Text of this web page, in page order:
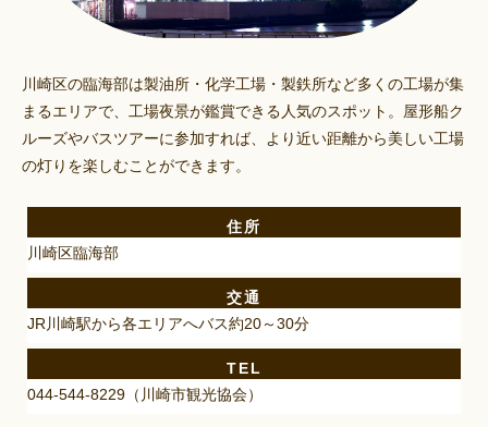
川崎区の臨海部は製油所・化学工場・製鉄所など多くの工場が集
まるエリアで、工場夜景が鑑賞できる人気のスポット。屋形船ク
ルーズやバスツアーに参加すれば、より近い距離から美しい工場
の灯りを楽しむことができます。
住所
川崎区臨海部
交通
JR川崎駅から各エリアへバス約20～30分
TEL
044-544-8229（川崎市観光協会）